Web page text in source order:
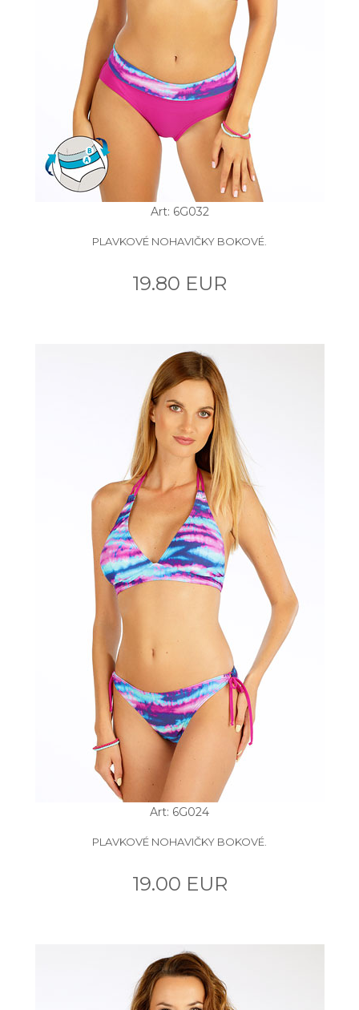
Art: 6G032
PLAVKOVÉ NOHAVIČKY BOKOVÉ.
19.80 EUR
Art: 6G024
PLAVKOVÉ NOHAVIČKY BOKOVÉ.
19.00 EUR